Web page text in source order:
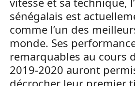
sénégalais est
comme l’un des
monde. Ses
remarquables au cours
2019-2020 auront
décrocher leur premier